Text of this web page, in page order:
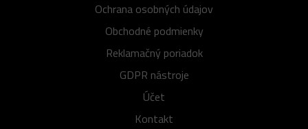
Ochrana osobných údajov
Obchodné podmienky
Reklamačný poriadok
GDPR nástroje
Účet
Kontakt